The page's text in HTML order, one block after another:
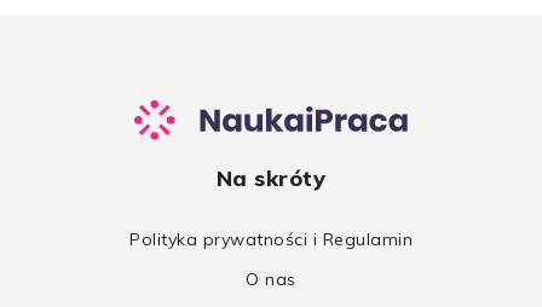
Na skróty
Polityka prywatności i Regulamin
O nas